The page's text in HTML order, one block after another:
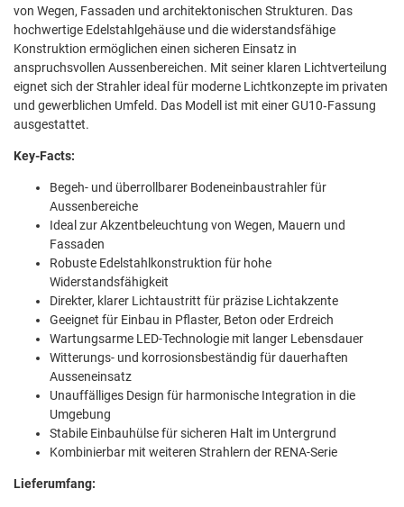
von Wegen, Fassaden und architektonischen Strukturen. Das
hochwertige Edelstahlgehäuse und die widerstandsfähige
Konstruktion ermöglichen einen sicheren Einsatz in
anspruchsvollen Aussenbereichen. Mit seiner klaren Lichtverteilung
eignet sich der Strahler ideal für moderne Lichtkonzepte im privaten
und gewerblichen Umfeld. Das Modell ist mit einer GU10‑Fassung
ausgestattet.
Key-Facts:
Begeh- und überrollbarer Bodeneinbaustrahler für
Aussenbereiche
Ideal zur Akzentbeleuchtung von Wegen, Mauern und
Fassaden
Robuste Edelstahlkonstruktion für hohe
Widerstandsfähigkeit
Direkter, klarer Lichtaustritt für präzise Lichtakzente
Geeignet für Einbau in Pflaster, Beton oder Erdreich
Wartungsarme LED-Technologie mit langer Lebensdauer
Witterungs- und korrosionsbeständig für dauerhaften
Ausseneinsatz
Unauffälliges Design für harmonische Integration in die
Umgebung
Stabile Einbauhülse für sicheren Halt im Untergrund
Kombinierbar mit weiteren Strahlern der RENA-Serie
Lieferumfang: